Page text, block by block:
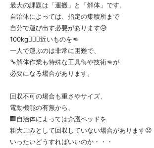
最大の課題は「運搬」と「解体」です。
自治体によっては、指定の集積所まで
自分で運び出す必要があります😥
100kg🏋🏼‍♀️近いものを👊
一人で運ぶのは非常に困難で、
🔧解体作業も特殊な工具🔩や技術👊が
必要になる場合があります。
回収不可の場合も重さやサイズ、
電動機能の有無から、
🏢自治体によっては介護ベッドを
粗大ごみとして回収していない場合があります😡
いったいどうすればいいのか・・・